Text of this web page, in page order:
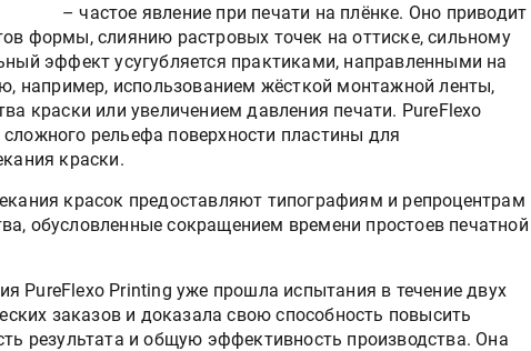
– частое явление при печати на плёнке. Оно приводит
формы, слиянию растровых точек на оттиске, сильному
эффект усугубляется практиками, направленными на
например, использованием жёсткой монтажной ленты,
краски или увеличением давления печати. PureFlexo
рельефа поверхности пластины для
краски.
красок предоставляют типографиям и репроцентрам
обусловленные сокращением времени простоев печатной
PureFlexo Printing уже прошла испытания в течение двух
заказов и доказала свою способность повысить
результата и общую эффективность производства. Она